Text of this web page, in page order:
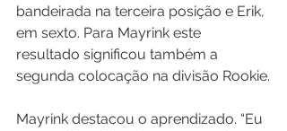
bandeirada na terceira posição e Erik,
em sexto. Para Mayrink este
resultado significou também a
segunda colocação na divisão Rookie.
Mayrink destacou o aprendizado. “Eu